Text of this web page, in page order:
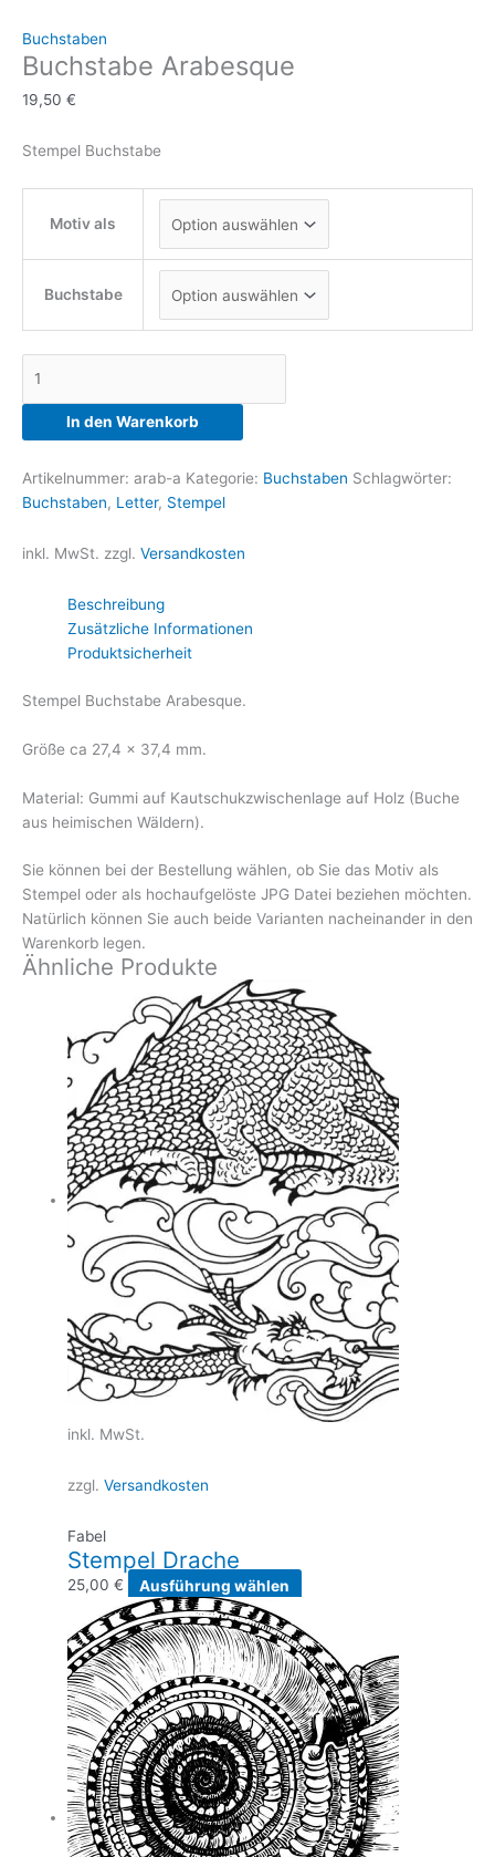
Buchstaben
Buchstabe Arabesque
19,50 €
Stempel Buchstabe
Motiv als
Buchstabe
Arabesque
MengeIn den Warenkorb
Artikelnummer: arab-a Kategorie: Buchstaben Schlagwörter:
Buchstaben, Letter, Stempel
inkl. MwSt. zzgl. Versandkosten
Beschreibung
Zusätzliche Informationen
Produktsicherheit
Stempel Buchstabe Arabesque.
Größe ca 27,4 x 37,4 mm.
Material: Gummi auf Kautschukzwischenlage auf Holz (Buche
aus heimischen Wäldern).
Sie können bei der Bestellung wählen, ob Sie das Motiv als
Stempel oder als hochaufgelöste JPG Datei beziehen möchten.
Natürlich können Sie auch beide Varianten nacheinander in den
Warenkorb legen.
Ähnliche Produkte
inkl. MwSt.
zzgl.Versandkosten
Fabel
Stempel Drache
25,00€ Ausführung wählen
weist
mehrere
Varianten
auf.
Die
Optionen
können
auf
der
Produktseite